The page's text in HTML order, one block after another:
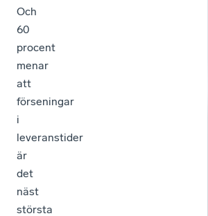
Och
60
procent
menar
att
förseningar
i
leveranstider
är
det
näst
största